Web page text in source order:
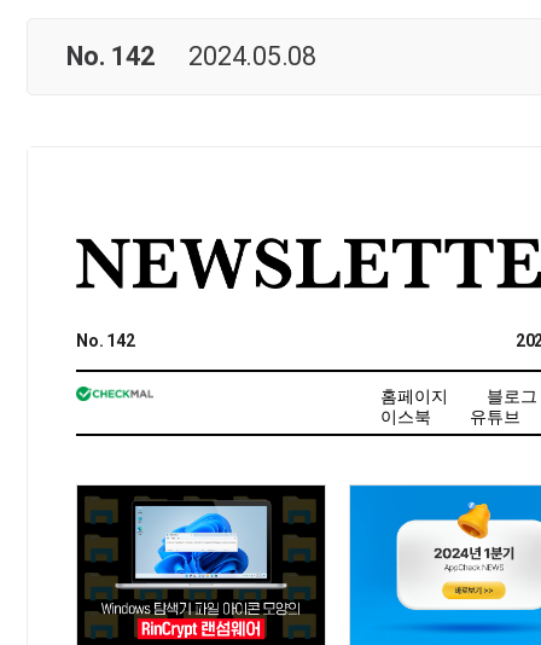
No. 142 2024.05.08
No. 142
홈페이지
블로그
이스북
유튜브